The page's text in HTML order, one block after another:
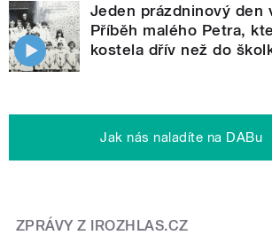
Jeden prázdninový den
Příběh malého Petra,
kostela dřív než do
Jak nás naladíte na DABu
ZPRÁVY Z IROZHLAS.CZ